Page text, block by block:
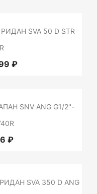
SVA 50 D STR
₽
SNV ANG G1/2''-
₽
SVA 350 D ANG